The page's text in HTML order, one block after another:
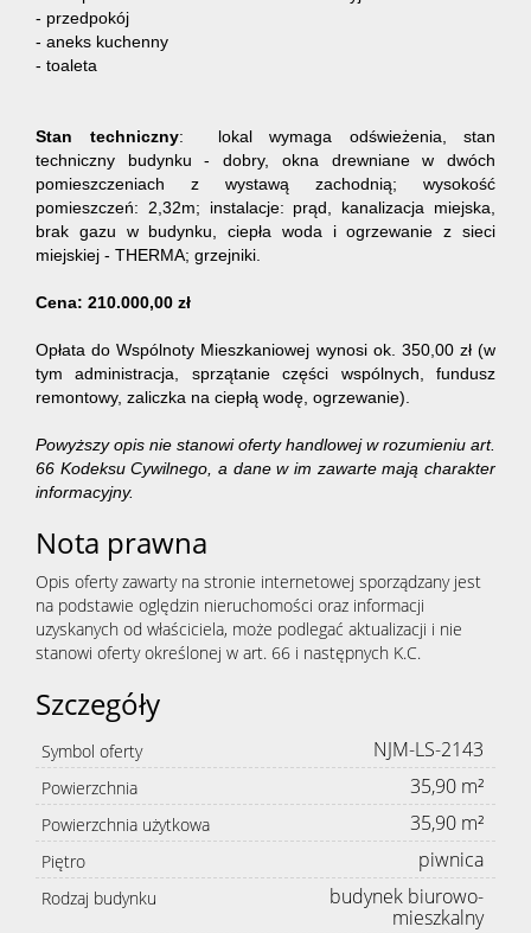
- przedpokój
- aneks kuchenny
- toaleta
Stan techniczny: lokal wymaga odświeżenia, stan
techniczny budynku - dobry, okna drewniane w dwóch
pomieszczeniach z wystawą zachodnią; wysokość
pomieszczeń: 2,32m; instalacje: prąd, kanalizacja miejska,
brak gazu w budynku, ciepła woda i ogrzewanie z sieci
miejskiej - THERMA; grzejniki.
Cena: 210.000,00 zł
Opłata do Wspólnoty Mieszkaniowej wynosi ok. 350,00 zł (w
tym administracja, sprzątanie części wspólnych, fundusz
remontowy, zaliczka na ciepłą wodę, ogrzewanie).
Powyższy opis nie stanowi oferty handlowej w rozumieniu art.
66 Kodeksu Cywilnego, a dane w im zawarte mają charakter
informacyjny.
Nota prawna
Opis oferty zawarty na stronie internetowej sporządzany jest
na podstawie oględzin nieruchomości oraz informacji
uzyskanych od właściciela, może podlegać aktualizacji i nie
stanowi oferty określonej w art. 66 i następnych K.C.
Szczegóły
Symbol oferty NJM-LS-2143
Powierzchnia 35,90 m²
Powierzchnia użytkowa 35,90 m²
Piętro piwnica
Rodzaj budynku
budynek biurowo-
mieszkalny